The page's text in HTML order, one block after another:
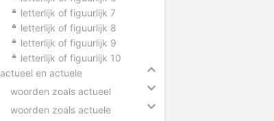
letterlijk of figuurlijk 7
letterlijk of figuurlijk 8
letterlijk of figuurlijk 9
letterlijk of figuurlijk 10
actueel en actuele
woorden zoals actueel
woorden zoals actuele